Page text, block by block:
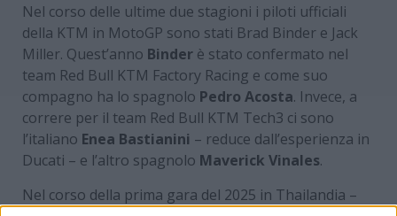
Nel corso delle ultime due stagioni i piloti ufficiali
della KTM in MotoGP sono stati Brad Binder e Jack
Miller. Quest’anno Binder è stato confermato nel
team Red Bull KTM Factory Racing e come suo
compagno ha lo spagnolo Pedro Acosta. Invece, a
correre per il team Red Bull KTM Tech3 ci sono
l’italiano Enea Bastianini – reduce dall’esperienza in
Ducati – e l’altro spagnolo Maverick Vinales.
Nel corso della prima gara del 2025 in Thailandia –